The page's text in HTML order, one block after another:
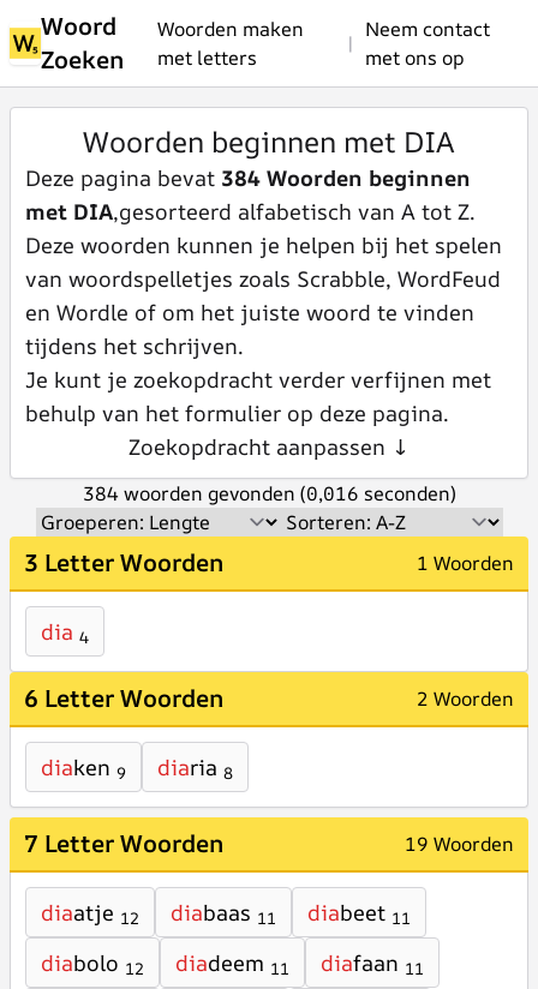
Woord
Zoeken
Woorden maken
met letters
|
Neem contact
met ons op
Woorden beginnen met DIA
Deze pagina bevat 384 Woorden beginnen
met DIA,gesorteerd alfabetisch van A tot Z.
Deze woorden kunnen je helpen bij het spelen
van woordspelletjes zoals Scrabble, WordFeud
en Wordle of om het juiste woord te vinden
tijdens het schrijven.
Je kunt je zoekopdracht verder verfijnen met
behulp van het formulier op deze pagina.
Zoekopdracht aanpassen ↓
384 woorden gevonden (0,016 seconden)
3 Letter Woorden 1 Woorden
dia 4
6 Letter Woorden 2 Woorden
diaken 9 diaria 8
7 Letter Woorden 19 Woorden
diaatje 12 diabaas 11 diabeet 11
diabolo 12 diadeem 11 diafaan 11